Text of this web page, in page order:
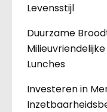
Levensstijl
Duurzame
Lunches
Investeren in